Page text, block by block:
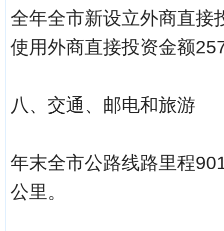
全年全市新设立外商直接
使用外商直接投资金额
八、交通、邮电和旅游
年末全市公路线路里程
公里。